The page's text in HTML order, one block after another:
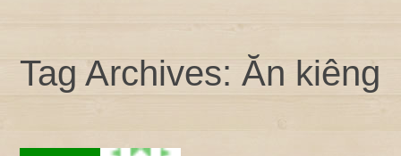
Tag Archives: Ăn kiêng